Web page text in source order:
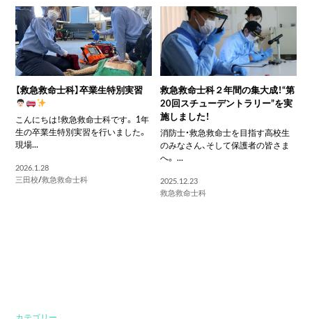
【救急救命士科】卒業生特別実習
こんにちは！救急救命士科です。 1年
生の卒業生特別実習を行いました。
現場...
2026.1.28
三田校/救急救命士科
救急救命士科２年間の集大成！“第
20回スチューデントラリー”を実
施しました！
消防士・救急救命士を目指す高校生
のみなさん、そして保護者の皆さま
へ。 ...
2025.12.23
救急救命士科